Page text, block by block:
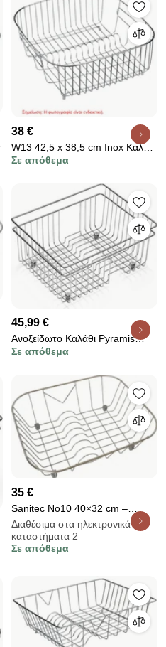
38 €
W13 42,5 x 38,5 cm Inox Καλάθι
/ Πιατοθήκη Νεροχύτη
Σε απόθεμα
45,99 €
Ανοξείδωτο Καλάθι Pyramis
Alazia i
Σε απόθεμα
35 €
Sanitec No10 40×32 cm –
Ανοξείδωτο Καλάθι / Πιατοθήκη
Νεροχύτη
Διαθέσιμα στα ηλεκτρονικά
καταστήματα 2
Σε απόθεμα